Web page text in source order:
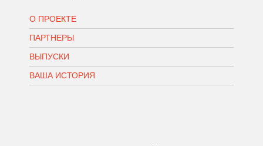
О ПРОЕКТЕ
ПАРТНЕРЫ
ВЫПУСКИ
ВАША ИСТОРИЯ